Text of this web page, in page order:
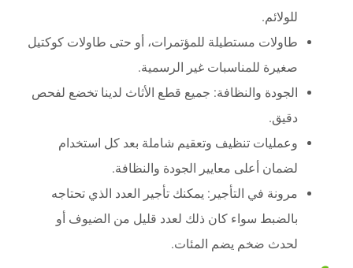
للولائم.
طاولات مستطيلة للمؤتمرات، أو حتى طاولات كوكتيل
صغيرة للمناسبات غير الرسمية.
الجودة والنظافة: جميع قطع الأثاث لدينا تخضع لفحص
دقيق.
وعمليات تنظيف وتعقيم شاملة بعد كل استخدام
لضمان أعلى معايير الجودة والنظافة.
مرونة في التأجير: يمكنك تأجير العدد الذي تحتاجه
بالضبط سواء كان ذلك لعدد قليل من الضيوف أو
لحدث ضخم يضم المئات.